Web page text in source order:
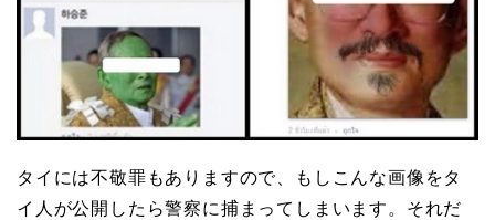
タイには不敬罪もありますので、もしこんな画像をタ
イ人が公開したら警察に捕まってしまいます。それだ